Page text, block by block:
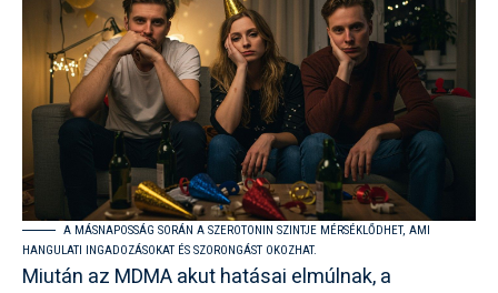
A MÁSNAPOSSÁG SORÁN A SZEROTONIN SZINTJE MÉRSÉKLŐDHET, AMI
HANGULATI INGADOZÁSOKAT ÉS SZORONGÁST OKOZHAT.
Miután az MDMA akut hatásai elmúlnak, a